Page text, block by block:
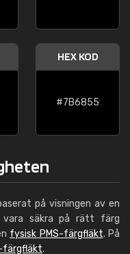
HEX KOD
#7B6855
på visningen av en
säkra på rätt färg
fysisk PMS-färgfläkt. På
färgfläkt.